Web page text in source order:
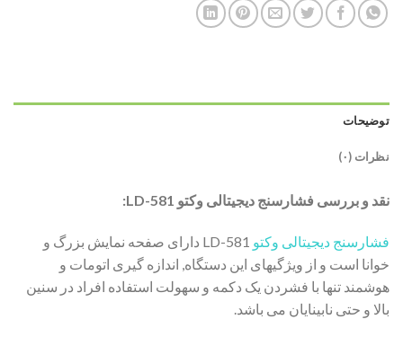
توضیحات
نظرات (۰)
نقد و بررسی فشارسنج دیجیتالی وکتو LD-581:
فشارسنج دیجیتالی وکتو
LD-581 دارای صفحه نمایش بزرگ و
خوانا است و از ویژگیهای این دستگاه, اندازه گیری اتومات و
هوشمند تنها با فشردن یک دکمه و سهولت استفاده افراد در سنین
بالا و حتی نابینایان می باشد.